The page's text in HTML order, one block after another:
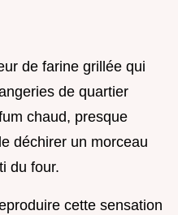
de farine grillée qui
de quartier
chaud, presque
déchirer un morceau
du four.
cette sensation